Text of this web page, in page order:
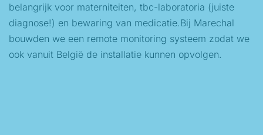
belangrijk voor materniteiten, tbc-laboratoria (juiste
diagnose!) en bewaring van medicatie.Bij Marechal
bouwden we een remote monitoring systeem zodat we
ook vanuit België de installatie kunnen opvolgen.